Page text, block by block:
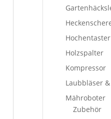
Hochentaster
Holzspalter
Kompressor
Laubbläser
Mähroboter
Zubehör